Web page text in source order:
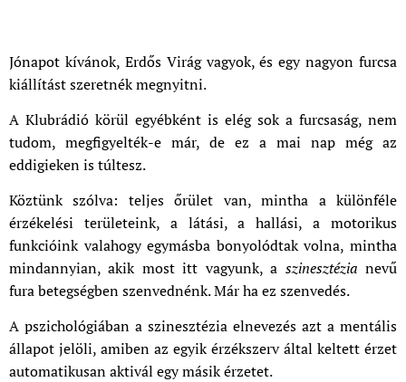
Jónapot kívánok, Erdős Virág vagyok, és egy nagyon furcsa
kiállítást szeretnék megnyitni.
A Klubrádió körül egyébként is elég sok a furcsaság, nem
tudom, megfigyelték-e már, de ez a mai nap még az
eddigieken is túltesz.
Köztünk szólva: teljes őrület van, mintha a különféle
érzékelési területeink, a látási, a hallási, a motorikus
funkcióink valahogy egymásba bonyolódtak volna, mintha
mindannyian, akik most itt vagyunk, a szinesztézia nevű
fura betegségben szenvednénk. Már ha ez szenvedés.
A pszichológiában a szinesztézia elnevezés azt a mentális
állapot jelöli, amiben az egyik érzékszerv által keltett érzet
automatikusan aktivál egy másik érzetet.